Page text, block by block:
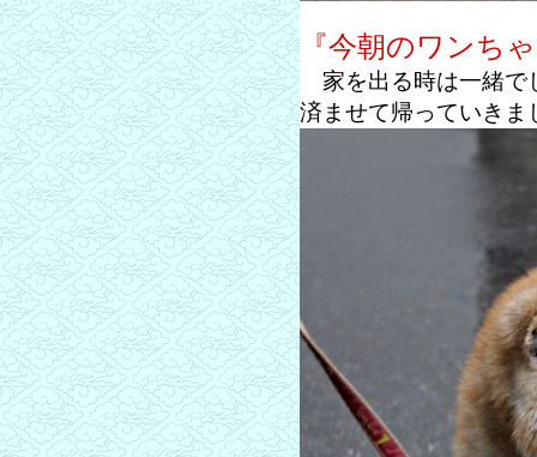
『今朝のワンち
家を出る時は一緒で
済ませて帰っていきま